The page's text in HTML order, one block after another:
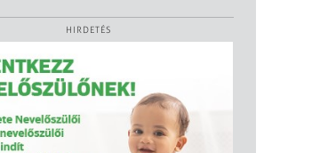
HIRDETÉS